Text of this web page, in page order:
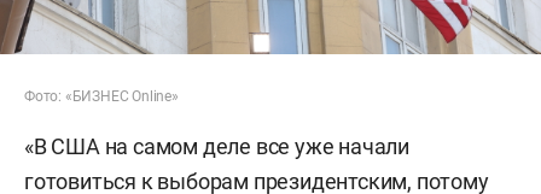
Фото: «БИЗНЕС Online»
«В США на самом деле все уже начали
готовиться к выборам президентским, потому